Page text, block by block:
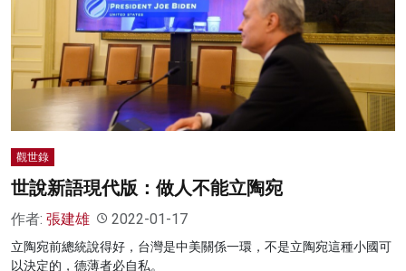
觀世錄
世說新語現代版：做人不能立陶宛
作者: 張建雄 2022-01-17
立陶宛前總統說得好，台灣是中美關係一環，不是立陶宛這種小國可
以決定的，德薄者必自私。